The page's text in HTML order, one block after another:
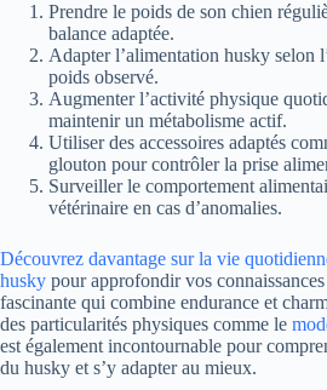
Prendre le poids de son chien
balance adaptée.
Adapter l’alimentation husky selon
poids observé.
Augmenter l’activité physique
maintenir un métabolisme actif.
Utiliser des accessoires adaptés
glouton pour contrôler la prise
Surveiller le comportement
vétérinaire en cas d’anomalies.
Découvrez davantage sur la vie
husky pour approfondir vos
fascinante qui combine endurance et
des particularités physiques comme le
est également incontournable pour
du husky et s’y adapter au mieux.